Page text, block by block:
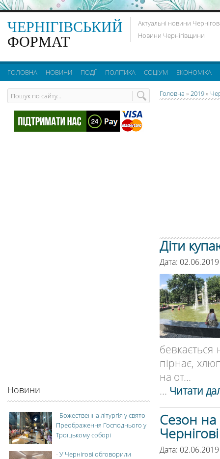
ЧЕРНІГІВСЬКИЙ
ФОРМАТ
Актуальні новини
Новини Чернігівщини
ГОЛОВНА НОВИНИ ПОДІЇ ПОЛІТИКА СОЦІУМ ЕКОНОМІКА
Головна » 2019»
Діти
Дата:
бевкається
пірнає,
на от...
... Читати
Сезон на
Дата:
Новини
- Божественна літургія у свято
Преображення Господнього у
Троїцькому соборі
-У Чернігові обговорили